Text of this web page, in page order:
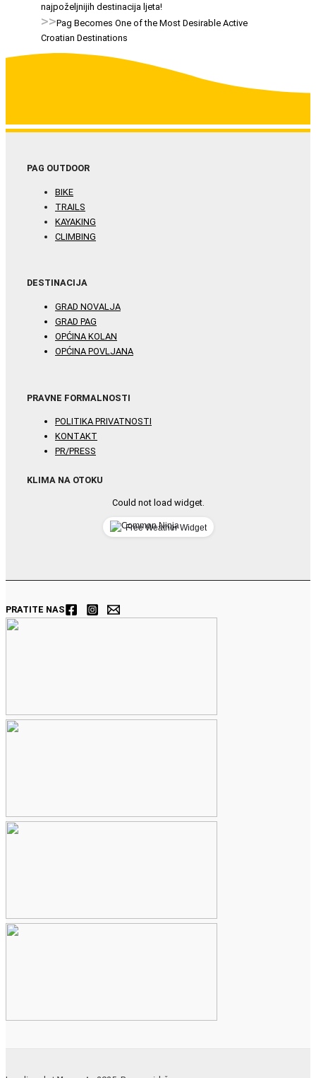
najpoželjnijih destinacija ljeta!
>>Pag Becomes One of the Most Desirable Active
Croatian Destinations
PAG OUTDOOR
BIKE
TRAILS
KAYAKING
CLIMBING
DESTINACIJA
GRAD NOVALJA
GRAD PAG
OPĆINA KOLAN
OPĆINA POVLJANA
PRAVNE FORMALNOSTI
POLITIKA PRIVATNOSTI
KONTAKT
PR/PRESS
KLIMA NA OTOKU
Could not load widget.
Free Weather Widget
PRATITE NAS